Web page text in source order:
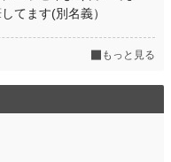
てます(別名義）
もっと見る